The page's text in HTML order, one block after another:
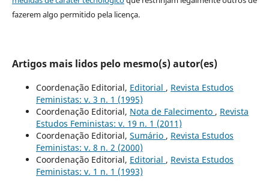
fazerem algo permitido pela licença.
Artigos mais lidos pelo mesmo(s) autor(es)
Coordenação Editorial, Editorial , Revista Estudos
Feministas: v. 3 n. 1 (1995)
Coordenação Editorial, Nota de Falecimento , Revista
Estudos Feministas: v. 19 n. 1 (2011)
Coordenação Editorial, Sumário , Revista Estudos
Feministas: v. 8 n. 2 (2000)
Coordenação Editorial, Editorial , Revista Estudos
Feministas: v. 1 n. 1 (1993)